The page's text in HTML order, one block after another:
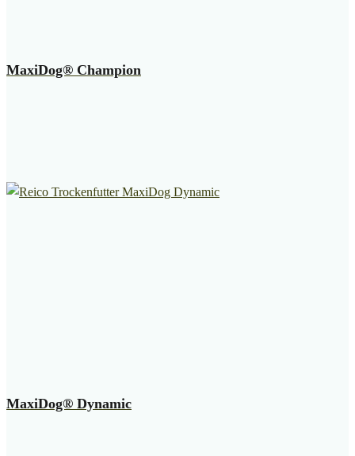
MaxiDog® Champion
MaxiDog® Dynamic